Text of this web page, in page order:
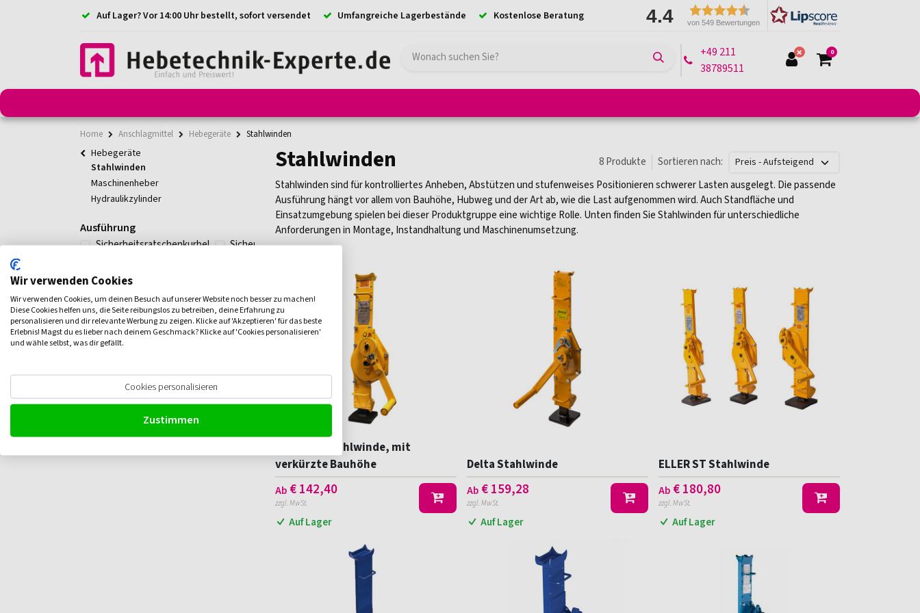
Auf Lager? Vor 14:00 Uhr bestellt, sofort versendet Umfangreiche Lagerbestände Kostenlose Beratung 4.4 von 549 Bewertungen
+49 211
38789511
0
Home Anschlagmittel Hebegeräte Stahlwinden
Hebegeräte
Stahlwinden
Maschinenheber
Hydraulikzylinder
Ausführung
Sicherheitsratschenkurbel Sicherheitskurbel
Volltraglast
1,5 t
5 t
7,5 t
10 t
20 t
Pfaff
Stahlwinden 8Produkte
Sortieren nach:
Stahlwinden sind für kontrolliertes Anheben, Abstützen und stufenweises Positionieren schwerer Lasten ausgelegt. Die passende
Ausführung hängt vor allem von Bauhöhe, Hubweg und der Art ab, wie die Last aufgenommen wird. Auch Standfläche und
Einsatzumgebung spielen bei dieser Produktgruppe eine wichtige Rolle. Unten finden Sie Stahlwinden für unterschiedliche
Anforderungen in Montage, Instandhaltung und Maschinenumsetzung.
ELLER KB Stahlwinde, mit
verkürzte Bauhöhe
Ab €142,40
zzgl. MwSt.
Auf Lager
Delta Stahlwinde
Ab €159,28
zzgl. MwSt.
Auf Lager
ELLER ST Stahlwinde
Ab €180,80
zzgl. MwSt.
Auf Lager
Wir verwenden Cookies
Wir verwenden Cookies, um deinen Besuch auf unserer Website noch besser zu machen!
Diese Cookies helfen uns, die Seite reibungslos zu betreiben, deine Erfahrung zu
personalisieren und dir relevante Werbung zu zeigen. Klicke auf 'Akzeptieren' für das beste
Erlebnis! Magst du es lieber nach deinem Geschmack? Klicke auf 'Cookies personalisieren'
und wähle selbst, was dir gefällt.
Cookies personalisieren
Zustimmen